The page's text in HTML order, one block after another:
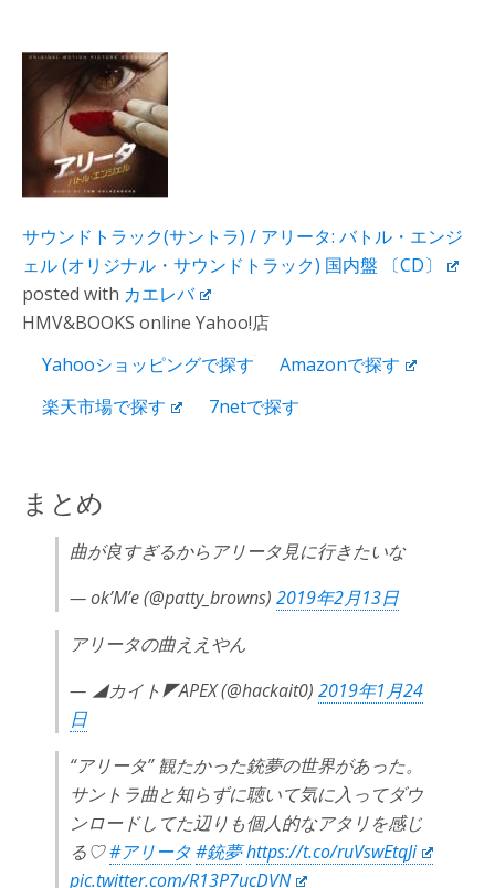
サウンドトラック(サントラ) / アリータ: バトル・エンジ
ェル (オリジナル・サウンドトラック) 国内盤 〔CD〕
posted with カエレバ
HMV&BOOKS online Yahoo!店
Yahooショッピングで探す
Amazonで探す
楽天市場で探す
7netで探す
まとめ
曲が良すぎるからアリータ見に行きたいな
— ok’M’e (@patty_browns) 2019年2月13日
アリータの曲ええやん
— ◢カイト◤APEX (@hackait0) 2019年1月24
日
“アリータ” 観たかった銃夢の世界があった。
サントラ曲と知らずに聴いて気に入ってダウ
ンロードしてた辺りも個人的なアタリを感じ
る♡#アリータ#銃夢https://t.co/ruVswEtqJi
pic.twitter.com/R13P7ucDVN